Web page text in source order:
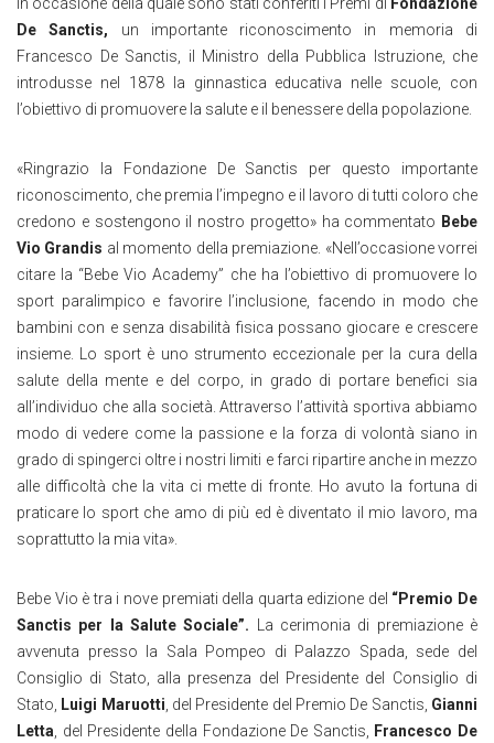
De Sanctis, un importante riconoscimento in memoria di
Francesco De Sanctis, il Ministro della Pubblica Istruzione, che
introdusse nel 1878 la ginnastica educativa nelle scuole, con
l’obiettivo di promuovere la salute e il benessere della popolazione.
«Ringrazio la Fondazione De Sanctis per questo importante
riconoscimento, che premia l’impegno e il lavoro di tutti coloro che
credono e sostengono il nostro progetto» ha commentato Bebe
Vio Grandis al momento della premiazione. «Nell’occasione vorrei
citare la “Bebe Vio Academy” che ha l’obiettivo di promuovere lo
sport paralimpico e favorire l’inclusione, facendo in modo che
bambini con e senza disabilità fisica possano giocare e crescere
insieme. Lo sport è uno strumento eccezionale per la cura della
salute della mente e del corpo, in grado di portare benefici sia
all’individuo che alla società. Attraverso l’attività sportiva abbiamo
modo di vedere come la passione e la forza di volontà siano in
grado di spingerci oltre i nostri limiti e farci ripartire anche in mezzo
alle difficoltà che la vita ci mette di fronte. Ho avuto la fortuna di
praticare lo sport che amo di più ed è diventato il mio lavoro, ma
soprattutto la mia vita».
Bebe Vio è tra i nove premiati della quarta edizione del “Premio De
Sanctis per la Salute Sociale”. La cerimonia di premiazione è
avvenuta presso la Sala Pompeo di Palazzo Spada, sede del
Consiglio di Stato, alla presenza del Presidente del Consiglio di
Stato,
Luigi Maruotti , del Presidente del Premio De Sanctis, Gianni
Letta , del Presidente della Fondazione De Sanctis,
Francesco De